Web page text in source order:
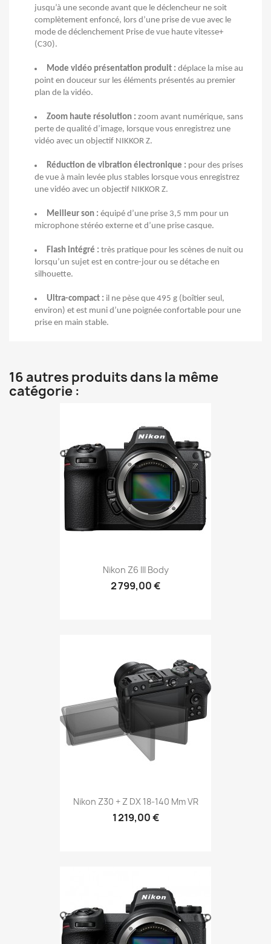
jusqu’à une seconde avant que le déclencheur ne soit
complètement enfoncé, lors d’une prise de vue avec le
mode de déclenchement Prise de vue haute vitesse+
(C30).
Mode vidéo présentation produit : déplace la mise au
point en douceur sur les éléments présentés au premier
plan de la vidéo.
Zoom haute résolution : zoom avant numérique, sans
perte de qualité d’image, lorsque vous enregistrez une
vidéo avec un objectif NIKKOR Z.
Réduction de vibration électronique : pour des prises
de vue à main levée plus stables lorsque vous enregistrez
une vidéo avec un objectif NIKKOR Z.
Meilleur son : équipé d’une prise 3,5 mm pour un
microphone stéréo externe et d’une prise casque.
Flash intégré : très pratique pour les scènes de nuit ou
lorsqu’un sujet est en contre-jour ou se détache en
silhouette.
Ultra-compact : il ne pèse que 495 g (boîtier seul,
environ) et est muni d’une poignée confortable pour une
prise en main stable.
16 autres produits dans la même
catégorie :
Nikon Z6 III Body
2 799,00 €
Nikon Z30 + Z DX 18-140 Mm VR
1 219,00 €